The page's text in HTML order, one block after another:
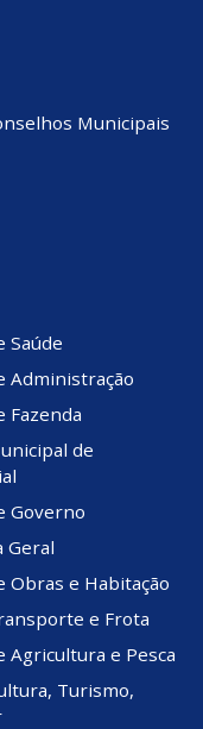
Municipais
Saúde
Administração
Fazenda
de
Governo
Geral
Obras e Habitação
e Frota
Agricultura e Pesca
Turismo,